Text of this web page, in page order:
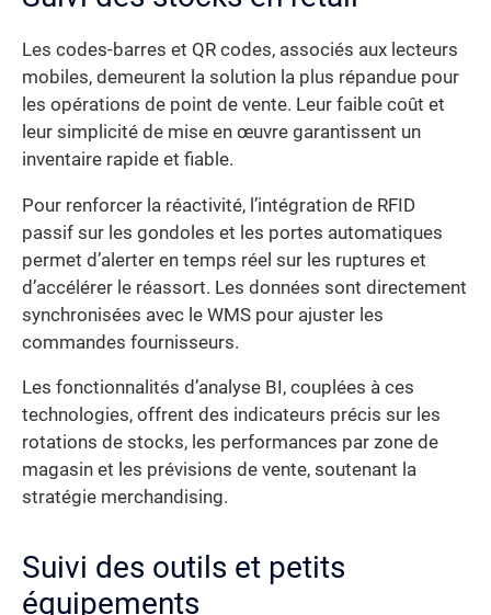
Les codes-barres et QR codes, associés aux lecteurs
mobiles, demeurent la solution la plus répandue pour
les opérations de point de vente. Leur faible coût et
leur simplicité de mise en œuvre garantissent un
inventaire rapide et fiable.
Pour renforcer la réactivité, l’intégration de RFID
passif sur les gondoles et les portes automatiques
permet d’alerter en temps réel sur les ruptures et
d’accélérer le réassort. Les données sont directement
synchronisées avec le WMS pour ajuster les
commandes fournisseurs.
Les fonctionnalités d’analyse BI, couplées à ces
technologies, offrent des indicateurs précis sur les
rotations de stocks, les performances par zone de
magasin et les prévisions de vente, soutenant la
stratégie merchandising.
Suivi des outils et petits
équipements